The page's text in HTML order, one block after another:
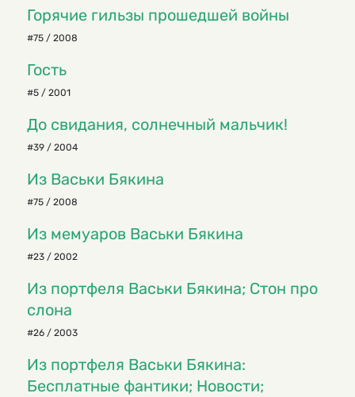
Горячие гильзы прошедшей войны
#75 / 2008
Гость
#5 / 2001
До свидания, солнечный мальчик!
#39 / 2004
Из Васьки Бякина
#75 / 2008
Из мемуаров Васьки Бякина
#23 / 2002
Из портфеля Васьки Бякина; Стон про
слона
#26 / 2003
Из портфеля Васьки Бякина:
Бесплатные фантики; Новости;